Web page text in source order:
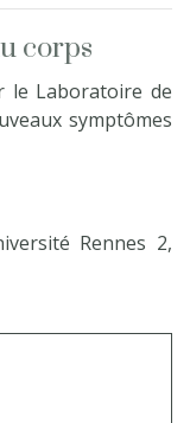
corps
le Laboratoire de
symptômes
Rennes 2,